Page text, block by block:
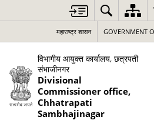
महाराष्ट्र शासन GOVERNMENT
विभागीय आयुक्त कार्यालय, छत्रपती
संभाजीनगर
Divisional
Commissioner office,
Chhatrapati
Sambhajinagar